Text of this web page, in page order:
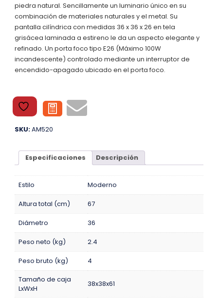
piedra natural. Sencillamente un luminario único en su
combinación de materiales naturales y el metal. Su
pantalla cilíndrica con medidas 36 x 36 x 26 en tela
grisácea laminada a estireno le da un aspecto elegante y
refinado. Un porta foco tipo E26 (Máximo 100W
incandescente) controlado mediante un interruptor de
encendido-apagado ubicado en el porta foco.
SKU:AM520
Especificaciones Descripción
Estilo Moderno
Altura total (cm) 67
Diámetro 36
Peso neto (kg) 2.4
Peso bruto (kg)
4
Tamaño de caja
LxWxH
38x38x61